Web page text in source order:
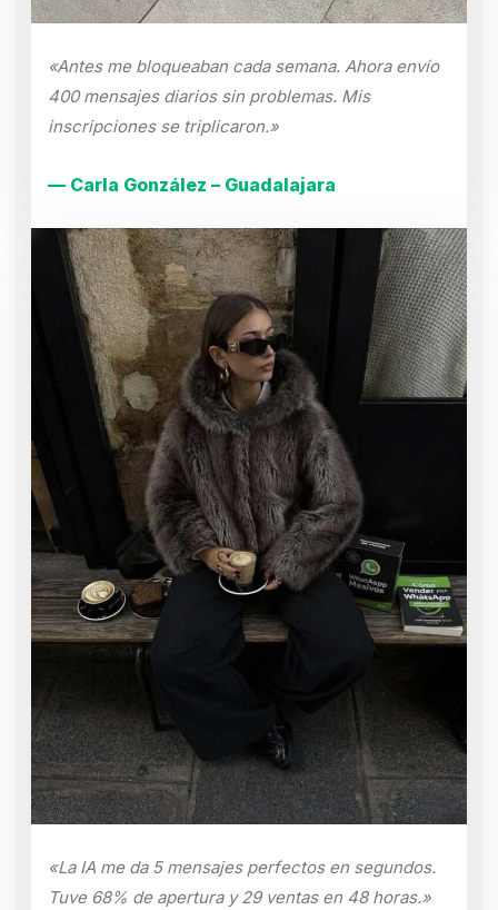
«Antes me bloqueaban cada semana. Ahora envío
400 mensajes diarios sin problemas. Mis
inscripciones se triplicaron.»
— Carla González – Guadalajara
«La IA me da 5 mensajes perfectos en segundos.
Tuve 68% de apertura y 29 ventas en 48 horas.»